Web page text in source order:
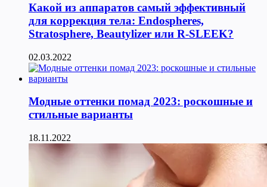
Какой из аппаратов самый эффективный
для коррекция тела: Endospheres,
Stratosphere, Beautylizer или R-SLEEK?
02.03.2022
Модные оттенки помад 2023: роскошные и
стильные варианты
18.11.2022